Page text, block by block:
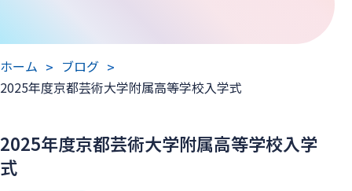
ホーム
ブログ
2025年度京都芸術大学附属高等学校入学式
2025年度京都芸術大学附属高等学校入学
式